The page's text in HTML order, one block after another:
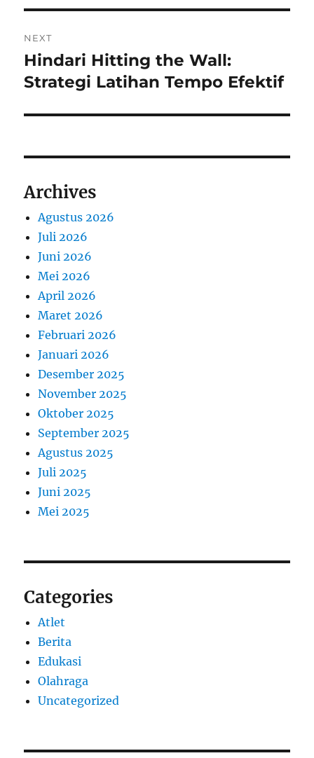
NEXT
Next
post:
Hindari Hitting the Wall:
Strategi Latihan Tempo Efektif
Archives
Agustus 2026
Juli 2026
Juni 2026
Mei 2026
April 2026
Maret 2026
Februari 2026
Januari 2026
Desember 2025
November 2025
Oktober 2025
September 2025
Agustus 2025
Juli 2025
Juni 2025
Mei 2025
Categories
Atlet
Berita
Edukasi
Olahraga
Uncategorized